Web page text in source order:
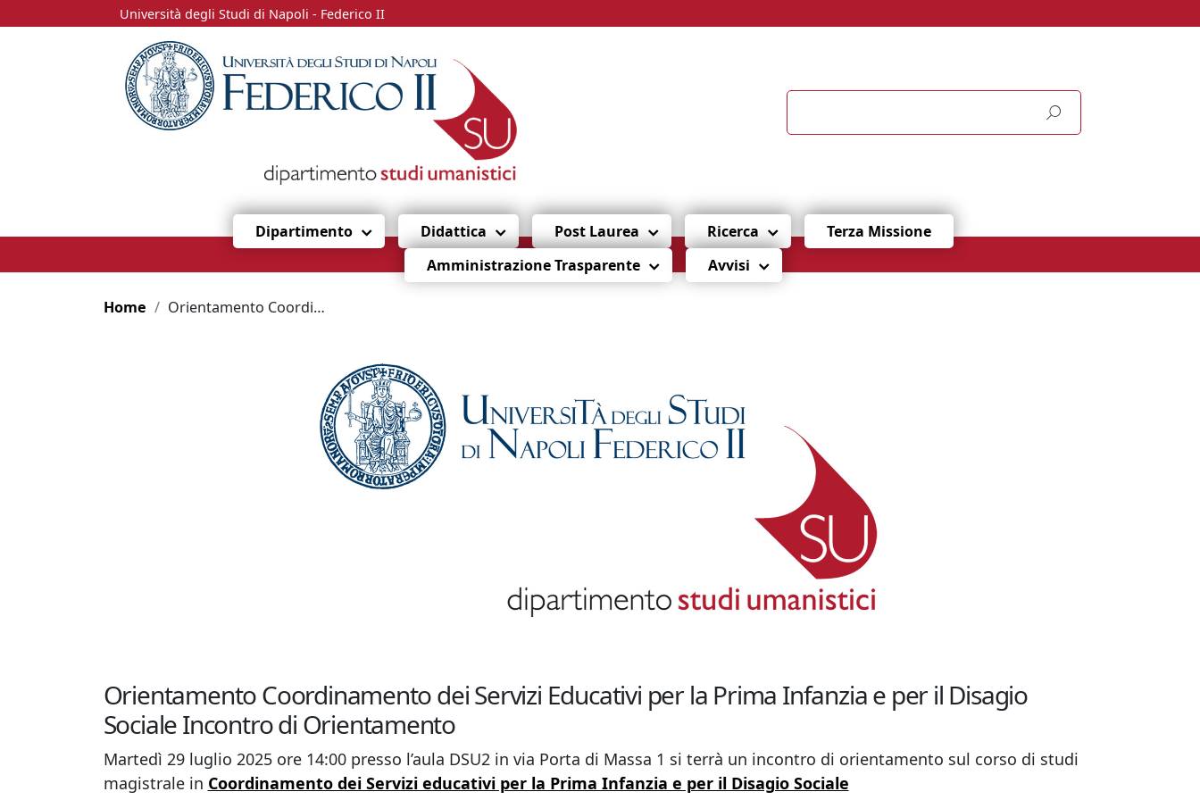
Università degli Studi di Napoli - Federico II
Dipartimento Didattica Post Laurea Ricerca
Terza Missione
Amministrazione Trasparente
Avvisi
Home Orientamento Coordinamento dei Servizi Educativi per la Prima Infanzia e per il Disagio Sociale Incontro di Orientamento
Orientamento Coordinamento dei Servizi Educativi per la Prima Infanzia e per il Disagio
Sociale Incontro di Orientamento
Martedì 29 luglio 2025 ore 14:00 presso l’aula DSU2 in via Porta di Massa 1 si terrà un incontro di orientamento sul corso di studi
magistrale in Coordinamento dei Servizi educativi per la Prima Infanzia e per il Disagio Sociale